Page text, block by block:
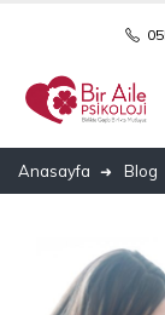
Anasayfa Blog